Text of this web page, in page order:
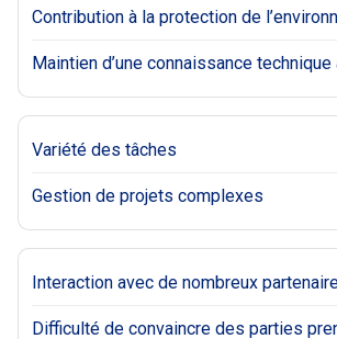
Contribution à la protection de
Maintien d’une connaissance technique
Variété des tâches
Gestion de projets complexes
Interaction avec de nombreux
Difficulté de convaincre des parties